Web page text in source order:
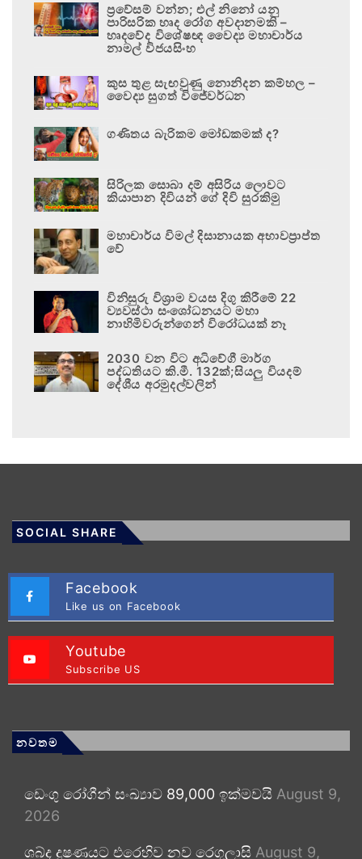
ප්‍රවේසම් වන්න; එල් නිනෝ යනු
පාරිසරික හෘද රෝග අවදානමකි –
හෘදවේද විශේෂඥ වෛද්‍ය මහාචාර්ය
නාමල් විජයසිංහ
කුස තුළ සැඟවුණු නොනිදන කම්හල –
වෛද්‍ය සුගත් විජේවර්ධන
ගණිතය බැරිකම මෝඩකමක් ද?
සිරිලක සොබා දම් අසිරිය ලොවට
කියාපාන දිවියන් ගේ දිවි සුරකිමු
මහාචාර්ය විමල් දිසානායක අභාවප්‍රාප්ත
වේ
විනිසුරු විශ්‍රාම වයස දිගු කිරීමේ 22
ව්‍යවස්ථා සංශෝධනයට මහා
නාහිමිවරුන්ගෙන් විරෝධයක් නෑ
2030 වන විට අධිවේගී මාර්ග
පද්ධතියට කි.මී. 132ක්;සියලු වියදම්
දේශීය අරමුදල්වලින්
SOCIAL SHARE
Facebook
Like us on Facebook
Youtube
Subscribe US
නවතම
ඩෙංගු රෝගීන් සංඛ්‍යාව 89,000 ඉක්මවයි August 9,
2026
ශබ්ද දූෂණයට එරෙහිව නව රෙගුලාසි August 9,